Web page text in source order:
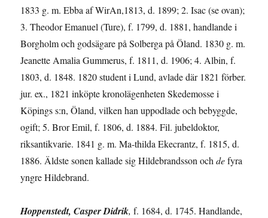
1833 g. m. Ebba af WirAn,1813, d. 1899; 2. Isac (se ovan);
3. Theodor Emanuel (Ture), f. 1799, d. 1881, handlande i
Borgholm och godsägare på Solberga på Öland. 1830 g. m.
Jeanette Amalia Gummerus, f. 1811, d. 1906; 4. Albin, f.
1803, d. 1848. 1820 student i Lund, avlade där 1821 förber.
jur. ex., 1821 inköpte kronolägenheten Skedemosse i
Köpings s:n, Öland, vilken han uppodlade och bebyggde,
ogift; 5. Bror Emil, f. 1806, d. 1884. Fil. jubeldoktor,
riksantikvarie. 1841 g. m. Ma-thilda Ekecrantz, f. 1815, d.
1886. Äldste sonen kallade sig Hildebrandsson ochdefyra
yngre Hildebrand.
Hoppenstedt, Casper Didrik,f. 1684, d. 1745. Handlande,